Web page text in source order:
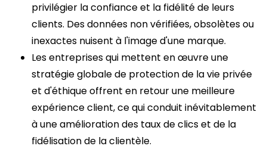
privilégier la confiance et la fidélité de leurs
clients. Des données non vérifiées, obsolètes ou
inexactes nuisent à l'image d'une marque.
Les entreprises qui mettent en œuvre une
stratégie globale de protection de la vie privée
et d'éthique offrent en retour une meilleure
expérience client, ce qui conduit inévitablement
à une amélioration des taux de clics et de la
fidélisation de la clientèle.